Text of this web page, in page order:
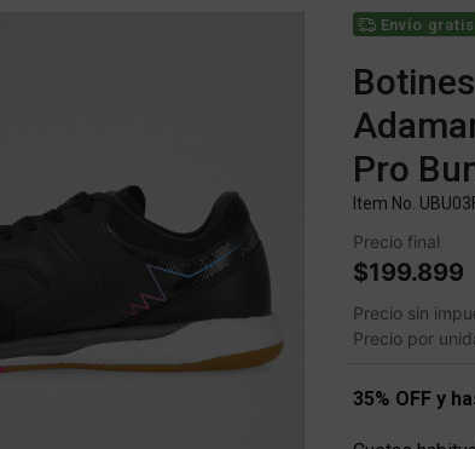
Envío gratis
Pro
Item No.
Precio final
$199.899
Precio sin
Precio por
35% OFF y